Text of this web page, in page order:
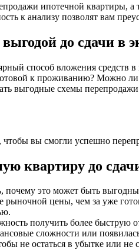
ипотечной квартиры,
к анализу позволят вам
до сдачи в
способ вложения средств
к проживанию? Можно
выгодные схемы
вы смогли успешно
квартиру до
почему это может быть
цены, чем за уже
получить более быструю
сложности или
не остаться в убытке или